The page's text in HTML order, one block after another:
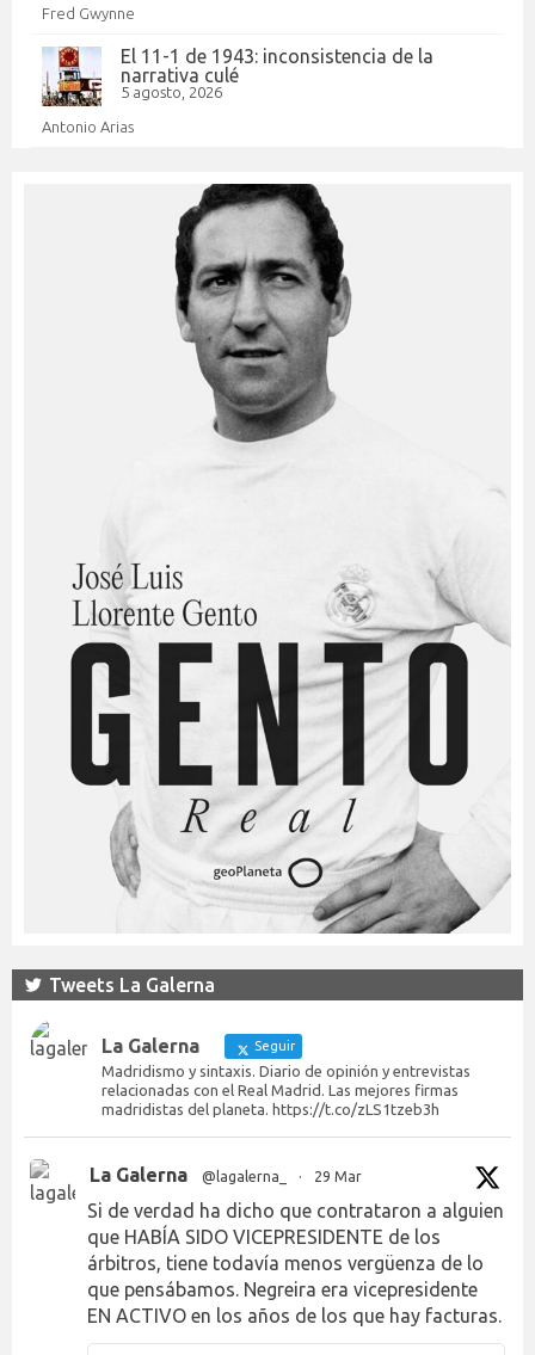
Fred Gwynne
El 11-1 de 1943: inconsistencia de la
narrativa culé
5 agosto, 2026
Antonio Arias
Tweets La Galerna
La Galerna Seguir
Madridismo y sintaxis. Diario de opinión y entrevistas
relacionadas con el Real Madrid. Las mejores firmas
madridistas del planeta. https://t.co/zLS1tzeb3h
La Galerna @lagalerna_ · 29 Mar
Si de verdad ha dicho que contrataron a alguien
que HABÍA SIDO VICEPRESIDENTE de los
árbitros, tiene todavía menos vergüenza de lo
que pensábamos. Negreira era vicepresidente
EN ACTIVO en los años de los que hay facturas.